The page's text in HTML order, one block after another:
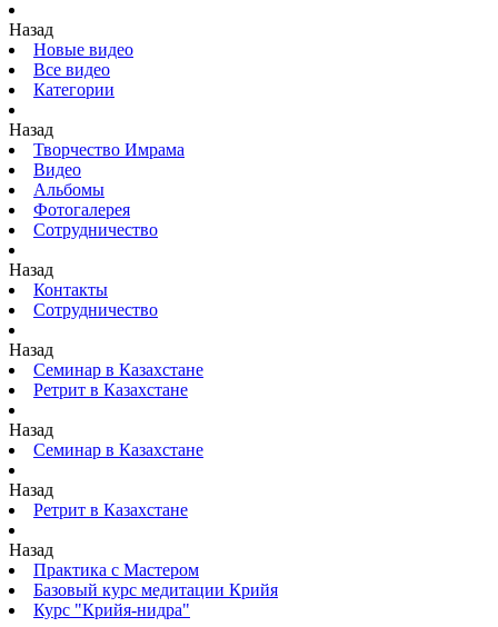
Назад
Новые видео
Все видео
Категории
Назад
Творчество Имрама
Видео
Альбомы
Фотогалерея
Сотрудничество
Назад
Контакты
Сотрудничество
Назад
Семинар в Казахстане
Ретрит в Казахстане
Назад
Семинар в Казахстане
Назад
Ретрит в Казахстане
Назад
Практика с Мастером
Базовый курс медитации Крийя
Курс "Крийя-нидра"